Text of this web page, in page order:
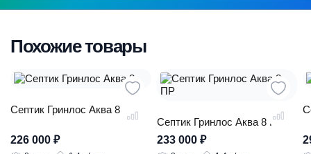
Похожие товары
Септик Гринлос Аква 8
226 000 ₽
Септик Гринлос Аква 8 ПР
233 000 ₽